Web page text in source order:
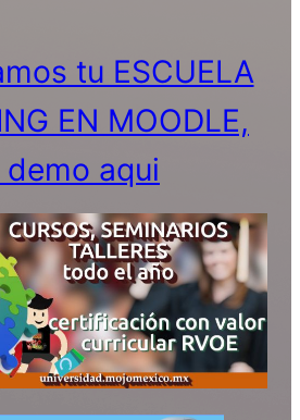
tu ESCUELA
EN MOODLE,
demo aqui